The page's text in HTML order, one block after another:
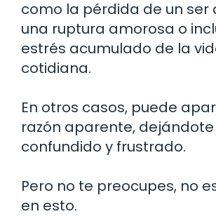
como la pérdida de un ser
una ruptura amorosa o
estrés acumulado de la
cotidiana.
En otros casos, puede
razón aparente, dejándote
confundido y frustrado.
Pero no te preocupes, no
en esto.